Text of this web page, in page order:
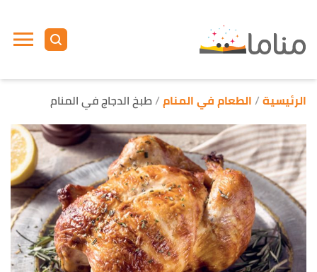
الرئيسية الطعام في المنام طبخ الدجاج في المنام